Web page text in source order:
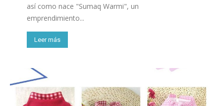
así como nace "Sumaq Warmi", un
emprendimiento...
Leer más